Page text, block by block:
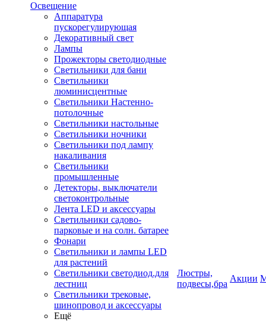
Освещение
Аппаратура
пускорегулирующая
Декоративный свет
Лампы
Прожекторы светодиодные
Светильники для бани
Светильники
люминисцентные
Светильники Настенно-
потолочные
Светильники настольные
Светильники ночники
Светильники под лампу
накаливания
Светильники
промышленные
Детекторы, выключатели
светоконтрольные
Лента LED и аксессуары
Светильники садово-
парковые и на солн. батарее
Фонари
Светильники и лампы LED
для растений
Светильники светодиод.для
лестниц
Светильники трековые,
шинопровод и аксессуары
Ещё
Люстры,
подвесы,бра
Акции